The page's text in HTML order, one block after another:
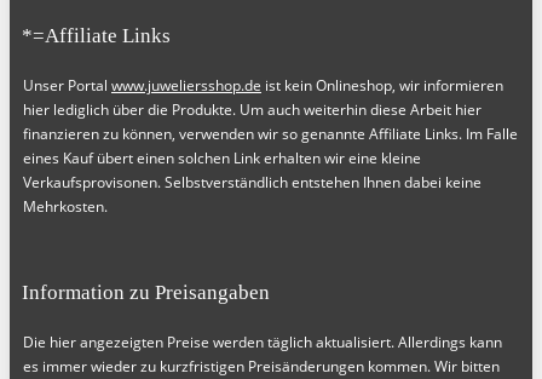
*=Affiliate Links
Unser Portal www.juweliersshop.de ist kein Onlineshop, wir informieren
hier lediglich über die Produkte. Um auch weiterhin diese Arbeit hier
finanzieren zu können, verwenden wir so genannte Affiliate Links. Im Falle
eines Kauf übert einen solchen Link erhalten wir eine kleine
Verkaufsprovisonen. Selbstverständlich entstehen Ihnen dabei keine
Mehrkosten.
Information zu Preisangaben
Die hier angezeigten Preise werden täglich aktualisiert. Allerdings kann
es immer wieder zu kurzfristigen Preisänderungen kommen. Wir bitten